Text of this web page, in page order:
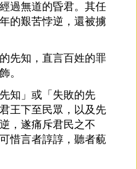
過無道的昏君。其任
的艱苦悖逆，還被擄
先知，直言百姓的罪
。
知」或「失敗的先
王下至民眾，以及先
，遂痛斥君民之不
惜言者諄諄，聽者藐